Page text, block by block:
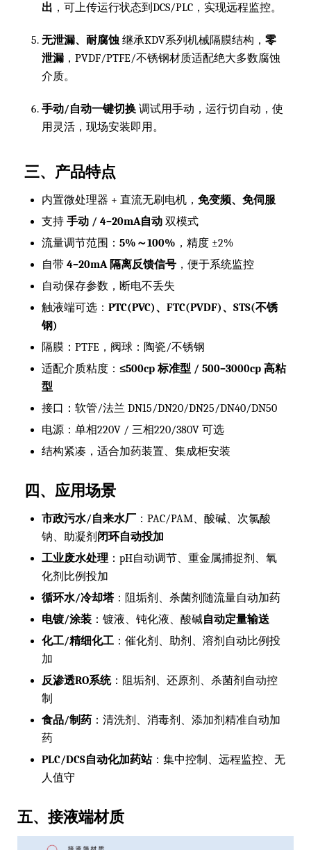
出 ，可上传运行状态到DCS/PLC，实现远程监控。
无泄漏、耐腐蚀 继承KDV系列机械隔膜结构， 零
泄漏 ，PVDF/PTFE/不锈钢材质适配绝大多数腐蚀
介质。
手动/自动一键切换 调试用手动，运行切自动，使
用灵活，现场安装即用。
三、产品特点
内置微处理器 + 直流无刷电机， 免变频、免伺服
支持 手动 / 4–20mA自动 双模式
流量调节范围： 5%～100% ，精度 ±2%
自带 4–20mA 隔离反馈信号 ，便于系统监控
自动保存参数，断电不丢失
触液端可选： PTC(PVC)、FTC(PVDF)、STS(不锈
钢)
隔膜：PTFE，阀球：陶瓷/不锈钢
适配介质粘度： ≤500cp 标准型 / 500–3000cp 高粘
型
接口：软管/法兰 DN15/DN20/DN25/DN40/DN50
电源：单相220V / 三相220/380V 可选
结构紧凑，适合加药装置、集成柜安装
四、应用场景
市政污水/自来水厂 ：PAC/PAM、酸碱、次氯酸
钠、助凝剂 闭环自动投加
工业废水处理 ：pH自动调节、重金属捕捉剂、氧
化剂比例投加
循环水/冷却塔：阻垢剂、杀菌剂随流量自动加药
电镀/涂装 ：镀液、钝化液、酸碱自动定量输送
化工/精细化工 ：催化剂、助剂、溶剂自动比例投
加
反渗透RO系统：阻垢剂、还原剂、杀菌剂自动控
制
食品/制药 ：清洗剂、消毒剂、添加剂精准自动加
药
PLC/DCS自动化加药站：集中控制、远程监控、无
人值守
五、接液端材质